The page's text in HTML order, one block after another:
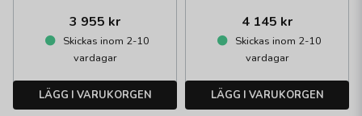
3 955 kr
Skickas inom 2-10
vardagar
LÄGG I VARUKORGEN
4 145 kr
Skickas inom 2-10
vardagar
LÄGG I VARUKORGEN